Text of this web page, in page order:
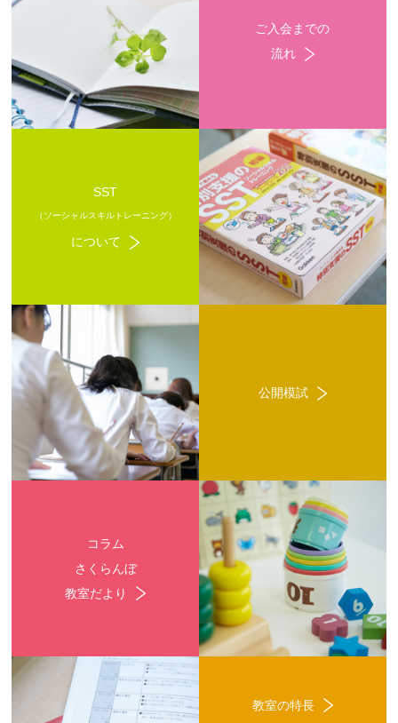
ご入会までの
流れ
SST
（ソーシャルスキルトレーニング）
について
公開模試
コラム
さくらんぼ
教室だより
教室の特長